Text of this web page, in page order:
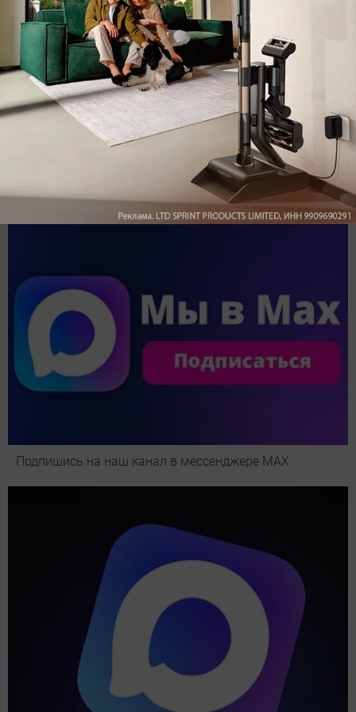
Обзор вертикального пылесоса Dreame Z40 AquaCycle
Pro: гибкий подход к уборке
Подпишись на наш канал в мессенджере МАХ